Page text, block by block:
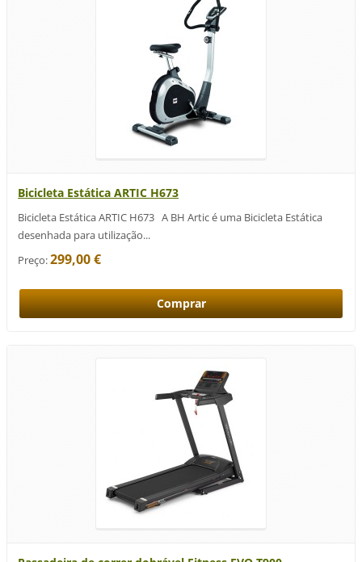
Bicicleta Estática ARTIC H673
Bicicleta Estática ARTIC H673 A BH Artic é uma Bicicleta Estática
desenhada para utilização...
Preço:299,00 €